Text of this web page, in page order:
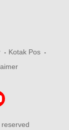
Kotak Pos